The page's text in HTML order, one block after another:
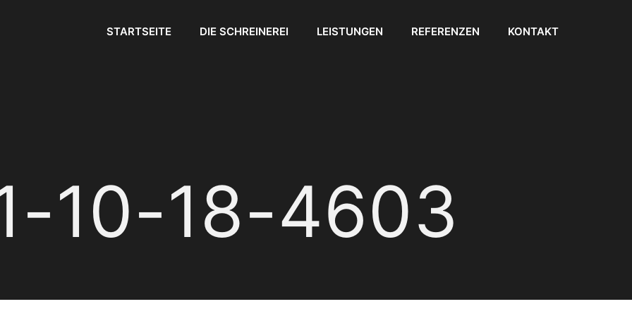
STARTSEITE DIE SCHREINEREI LEISTUNGEN REFERENZEN KONTAKT
10-18-4603